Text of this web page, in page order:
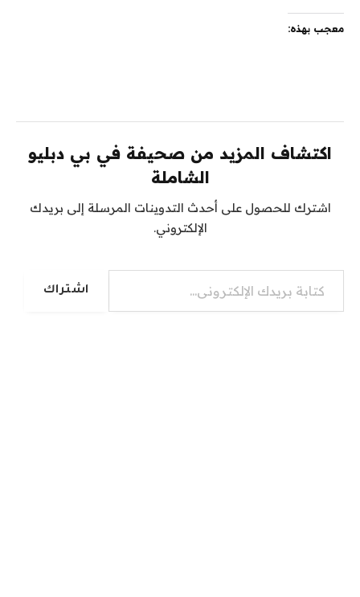
معجب بهذه:
اكتشاف المزيد من صحيفة في بي دبليو
الشاملة
اشترك للحصول على أحدث التدوينات المرسلة إلى بريدك
الإلكتروني.
كتابة بريدك الإلكتروني...
اشتراك